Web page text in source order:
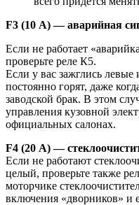
F3 (10 А) — аварийная
Если не работает
проверьте реле К5.
Если у вас зажглись
постоянно горят, даже
заводской брак. В этом
управления кузовной
официальных салонах.
F4 (20 А) —
Если не работают
целый, проверьте также
моторчике
включения «дворников» и